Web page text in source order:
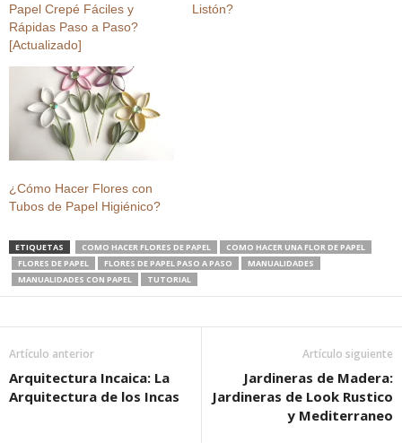
Papel Crepé Fáciles y
Rápidas Paso a Paso?
[Actualizado]
Listón?
¿Cómo Hacer Flores con
Tubos de Papel Higiénico?
ETIQUETAS COMO HACER FLORES DE PAPEL
COMO HACER UNA FLOR DE PAPEL
FLORES DE PAPEL
FLORES DE PAPEL PASO A PASO
MANUALIDADES
MANUALIDADES CON PAPEL
TUTORIAL
Artículo anterior
Arquitectura Incaica: La
Arquitectura de los Incas
Artículo siguiente
Jardineras de Madera:
Jardineras de Look Rustico
y Mediterraneo